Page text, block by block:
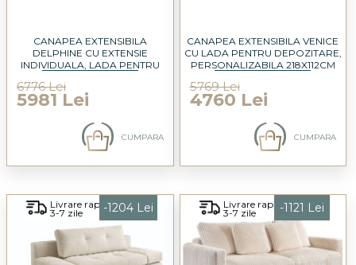
CANAPEA EXTENSIBILA
DELPHINE CU EXTENSIE
INDIVIDUALA, LADA PENTRU
6776 Lei
5981 Lei
CUMPARA
CANAPEA EXTENSIBILA VENICE
CU LADA PENTRU DEPOZITARE,
PERSONALIZABILA 218X112CM
5769 Lei
4760 Lei
CUMPARA
Livrare rapida
3-7 zile -1204 Lei Livrare rapida
3-7 zile -1121 Lei